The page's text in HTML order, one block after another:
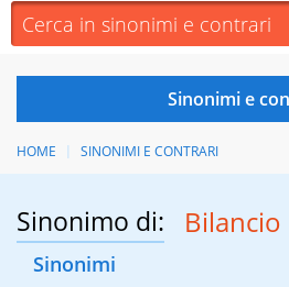
HOME SINONIMI E CONTRARI
Sinonimo di: Bilancio
Sinonimi